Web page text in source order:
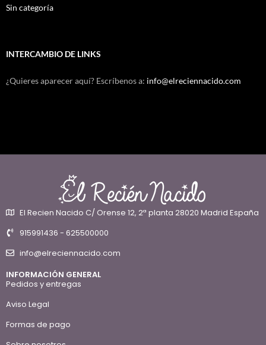
Sin categoría
INTERCAMBIO DE LINKS
¿Quieres aparecer aquí? Escríbenos a: info@elreciennacido.com
El Recien Nacido C/ Orense 12, 2ª planta 28020 Madrid España
915991436 - 625500000
info@elreciennacido.com
INFORMACIÓN GENERAL
Pedidos y entregas
Aviso Legal
Formas de pago